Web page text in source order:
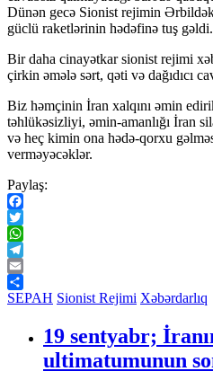
Dünən gecə Sionist rejimin
güclü raketlərinin hədəfinə tuş gəldi.
Bir daha cinayətkar sionist rejimi
çirkin əmələ sərt, qəti və dağıdıcı
Biz həmçinin İran xalqını əmin
təhlükəsizliyi, əmin-amanlığı İran
və heç kimin ona hədə-qorxu
verməyəcəklər.
Paylaş:
Facebook
Twitter
WhatsApp
Telegram
Email
Share
SEPAH Sionist Rejimi Xəbərdarlıq
19 sentyabr;
ultimatumunun